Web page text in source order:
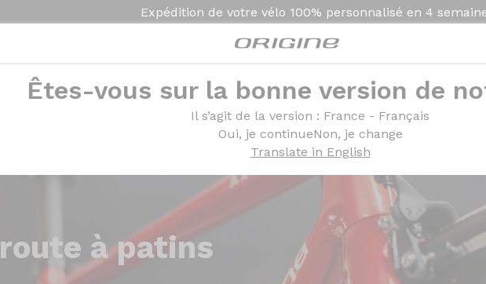
Expédition de votre vélo 100% personnalisé en 4
Êtes-vous sur la bonne version de
Il s’agit de la version : France - Français
Oui, je continueNon, je change
Translate in English
route à patins